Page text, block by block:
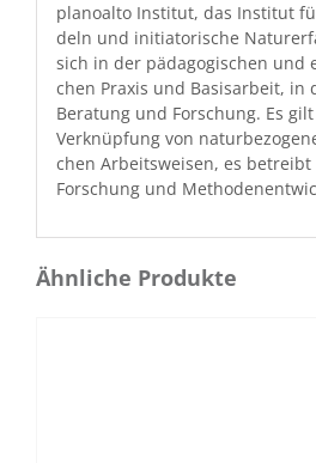
planoal­to Insti­tut, das Insti­tut
deln und ini­tia­torische
sich in der päd­a­gogis­chen und
chen Prax­is und Basis­ar­beit, in
Beratung und Forschung. Es
Verknüp­fung von
chen Arbeitsweisen, es betreibt
Forschung und
Ähnliche Produkte